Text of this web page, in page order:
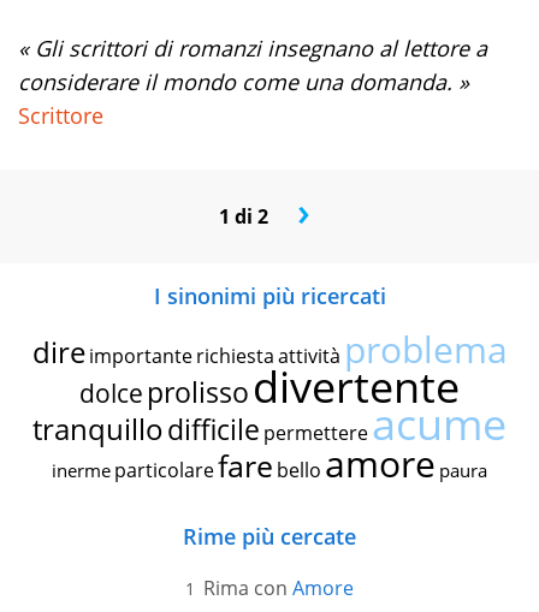
« Gli scrittori di romanzi insegnano al lettore a
considerare il mondo come una domanda. »
Scrittore
1 di 2 ›
I sinonimi più ricercati
dire importante richiestaattività problema
dolce prolissodivertente
tranquillodifficile permettereacume
inerme particolarefare bello amore paura
Rime più cercate
Rima con Amore